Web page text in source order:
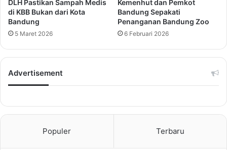
DLH Pastikan Sampah Medis
di KBB Bukan dari Kota
Bandung
5 Maret 2026
Kemenhut dan Pemkot
Bandung Sepakati
Penanganan Bandung Zoo
6 Februari 2026
Advertisement
Populer Terbaru